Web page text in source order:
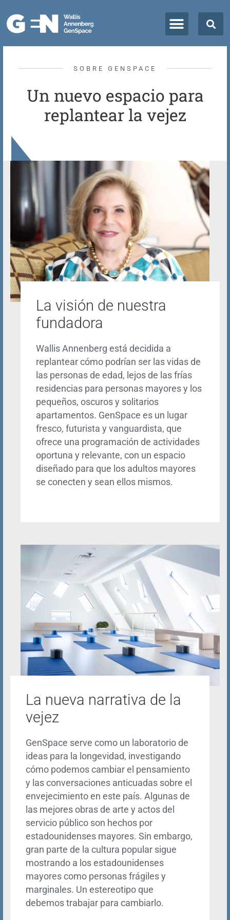
SOBRE GENSPACE
Un nuevo espacio para
replantear la vejez
La visión de nuestra
fundadora
Wallis Annenberg está decidida a
replantear cómo podrían ser las vidas de
las personas de edad, lejos de las frías
residencias para personas mayores y los
pequeños, oscuros y solitarios
apartamentos. GenSpace es un lugar
fresco, futurista y vanguardista, que
ofrece una programación de actividades
oportuna y relevante, con un espacio
diseñado para que los adultos mayores
se conecten y sean ellos mismos.
La nueva narrativa de la
vejez
GenSpace serve como un laboratorio de
ideas para la longevidad, investigando
cómo podemos cambiar el pensamiento
y las conversaciones anticuadas sobre el
envejecimiento en este país. Algunas de
las mejores obras de arte y actos del
servicio público son hechos por
estadounidenses mayores. Sin embargo,
gran parte de la cultura popular sigue
mostrando a los estadounidenses
mayores como personas frágiles y
marginales. Un estereotipo que
debemos trabajar para cambiarlo.